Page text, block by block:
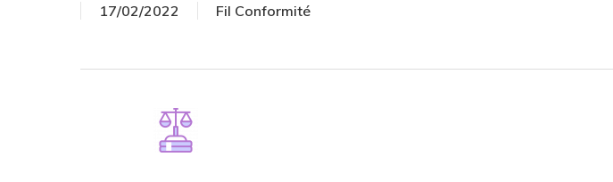
Hit enter to search or ESC to close
17/02/2022 Fil Conformité